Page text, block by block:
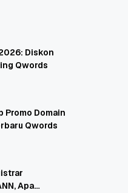
Diskon
Qwords
Promo Domain
Qwords
Apa